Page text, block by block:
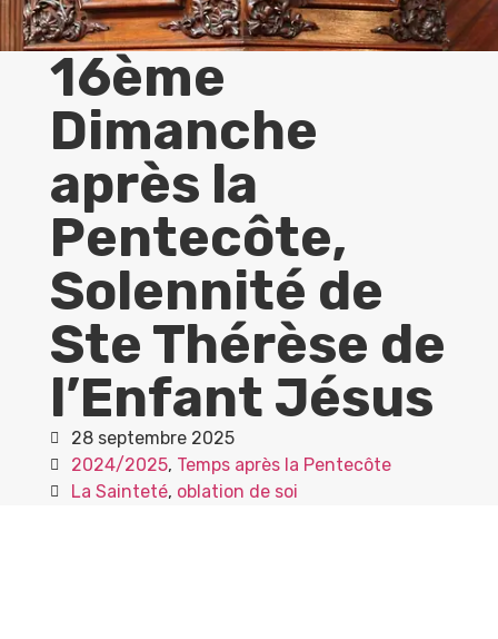
16ème
Dimanche
après la
Pentecôte,
Solennité de
Ste Thérèse de
l’Enfant Jésus
28 septembre 2025
2024/2025, Temps après la Pentecôte
La Sainteté, oblation de soi